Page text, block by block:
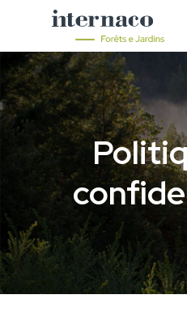
Hit enter to search or ESC